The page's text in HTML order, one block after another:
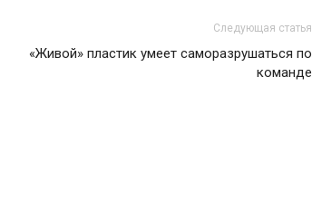
Следующая статья
«Живой» пластик умеет саморазрушаться по
команде